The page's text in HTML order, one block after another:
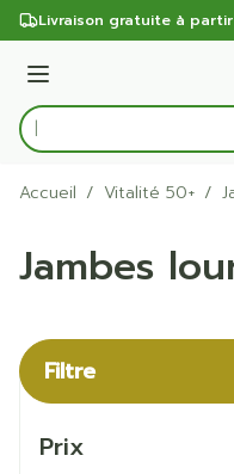
Aller au contenu
Livraison gratuite à
Menu
Rechercher
Accueil / Vitalité 50+ /
Jambes
Filtre
Prix